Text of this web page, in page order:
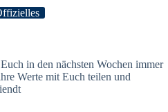
in den nächsten Wochen immer
Werte mit Euch teilen und